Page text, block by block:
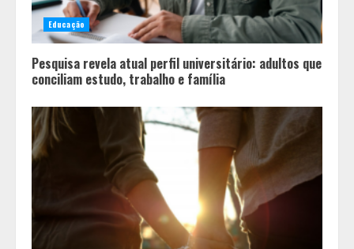
Educação
Pesquisa revela atual perfil universitário: adultos que
conciliam estudo, trabalho e família